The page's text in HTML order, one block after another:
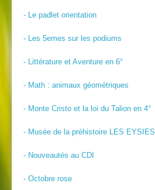
- Le padlet orientation
- Les 5emes sur les podiums
- Littérature et Aventure en 6°
- Math : animaux géométriques
- Monte Cristo et la loi du Talion en 4°
- Musée de la préhistoire LES EYSIES
- Nouveautés au CDI
- Octobre rose